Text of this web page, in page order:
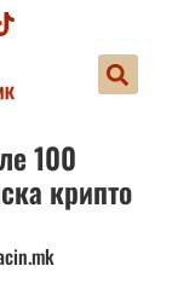
100
крипто